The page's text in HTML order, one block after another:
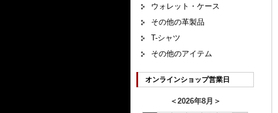
ウォレット・ケース
その他の革製品
T-シャツ
その他のアイテム
オンラインショップ営業日
＜2026年8月 ＞